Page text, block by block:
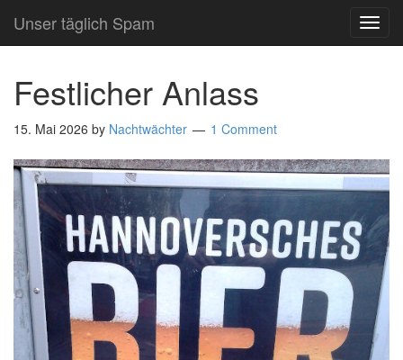
Unser täglich Spam
Festlicher Anlass
15. Mai 2026 by Nachtwächter 1 Comment